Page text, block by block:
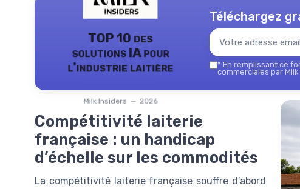
TOP 10 des
solutions IA pour
l'industrie laitière
Milk Insiders — 2026
Téléchargez
* En remplissant ce
commerciales par
Compétitivité laiterie
française : un handicap
d’échelle sur les commodités
La compétitivité laiterie française souffre d’abord